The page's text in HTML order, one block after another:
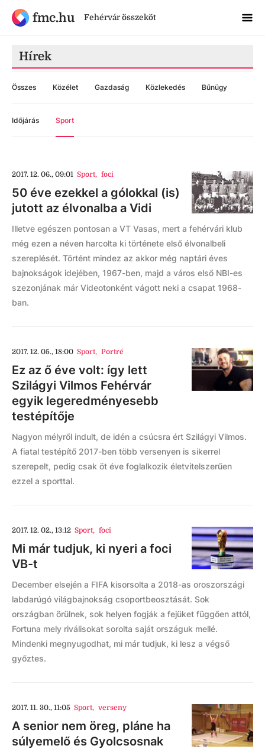
fmc.hu Fehérvár összeköt
Hírek
Összes Közélet Gazdaság Közlekedés Bűnügy
Időjárás Sport
2017. 12. 06., 09:01 Sport, foci
50 éve ezekkel a gólokkal (is)
jutott az élvonalba a Vidi
Illetve egészen pontosan a VT Vasas, mert a fehérvári klub
még ezen a néven harcolta ki története első élvonalbeli
szereplését. Történt mindez az akkor még naptári éves
bajnokságok idejében, 1967-ben, majd a város első NBI-es
szezonjának már Videotonként vágott neki a csapat 1968-
ban.
2017. 12. 05., 18:00 Sport, Portré
Ez az ő éve volt: így lett
Szilágyi Vilmos Fehérvár
egyik legeredményesebb
testépítője
Nagyon mélyről indult, de idén a csúcsra ért Szilágyi Vilmos.
A fiatal testépítő 2017-ben több versenyen is sikerrel
szerepelt, pedig csak öt éve foglalkozik életvitelszerűen
ezzel a sporttal.
2017. 12. 02., 13:12 Sport, foci
Mi már tudjuk, ki nyeri a foci
VB-t
December elsején a FIFA kisorsolta a 2018-as oroszországi
labdarúgó világbajnokság csoportbeosztását. Sok
országban örülnek, sok helyen fogják a fejüket függően attól,
Fortuna mely riválisokat sorolta saját országuk mellé.
Mindenki megnyugodhat, mi már tudjuk, ki lesz a végső
győztes.
2017. 11. 30., 11:05 Sport, verseny
A senior nem öreg, pláne ha
súlyemelő és Gyolcsosnak